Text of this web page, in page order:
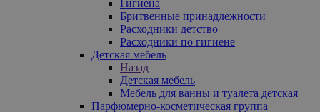
Гигиена
Бритвенные принадлежности
Расходники детство
Расходники по гигиене
Детская мебель
Назад
Детская мебель
Мебель для ванны и туалета детская
Парфюмерно-косметическая группа